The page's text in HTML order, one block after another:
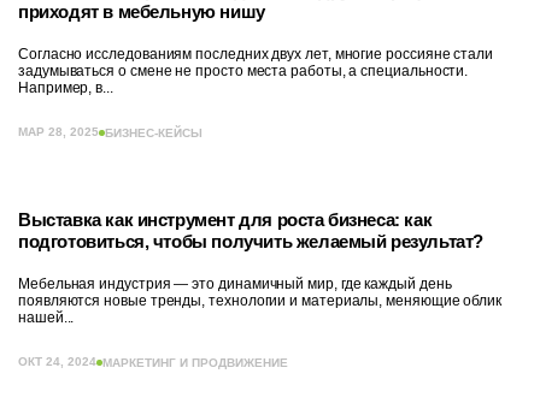
приходят в мебельную нишу
Согласно исследованиям последних двух лет, многие россияне стали
задумываться о смене не просто места работы, а специальности.
Например, в...
МАР 28, 2025 БИЗНЕС-КЕЙСЫ
Выставка как инструмент для роста бизнеса: как
подготовиться, чтобы получить желаемый результат?
Мебельная индустрия — это динамичный мир, где каждый день
появляются новые тренды, технологии и материалы, меняющие облик
нашей...
ОКТ 24, 2024 МАРКЕТИНГ И ПРОДВИЖЕНИЕ